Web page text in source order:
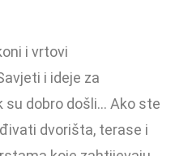
i vrtovi
i ideje za
su dobro došli… Ako ste
dvorišta, terase i